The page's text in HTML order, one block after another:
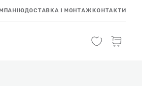
ДОСТАВКА І МОНТАЖКОНТАКТИ